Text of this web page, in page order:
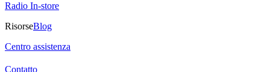
Radio In-store
RisorseBlog
Centro assistenza
Contatto